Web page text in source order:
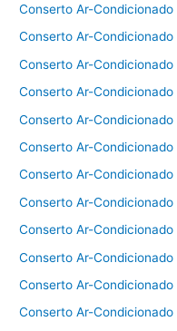
Conserto Ar-
Conserto Ar-
Conserto Ar-Condicionado
Conserto Ar-
Conserto Ar-Condicionado
Conserto Ar-Condicionado
Conserto Ar-Condicionado
Conserto Ar-Condicionado
Conserto Ar-
Conserto Ar-
Conserto Ar-
Conserto Ar-